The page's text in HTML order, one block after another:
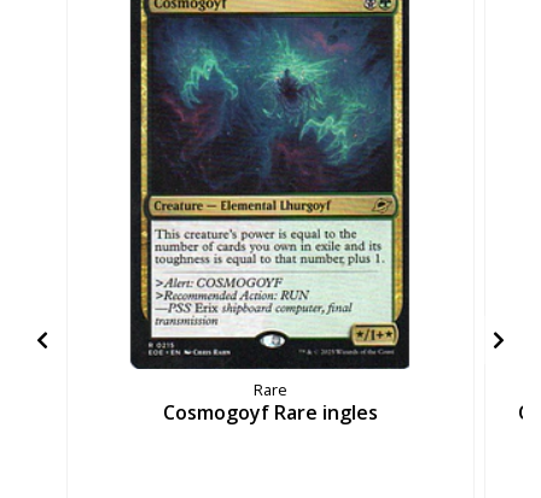
Rare
Cosmogoyf Rare ingles